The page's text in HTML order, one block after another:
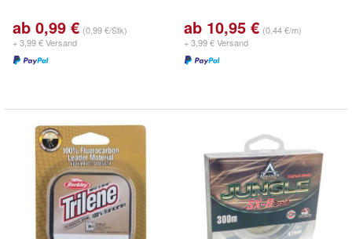
ab 0,99 € (0,99 €/Stk)
+ 3,99 € Versand
ab 10,95 € (0,44 €/m)
+ 3,99 € Versand